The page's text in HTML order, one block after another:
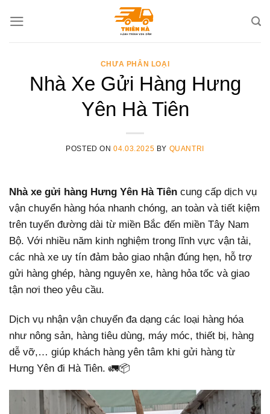
CHƯA PHÂN LOẠI
Nhà Xe Gửi Hàng Hưng
Yên Hà Tiên
POSTED ON04.03.2025 BY QUANTRI
Nhà xe gửi hàng Hưng Yên Hà Tiên cung cấp dịch vụ
vận chuyển hàng hóa nhanh chóng, an toàn và tiết kiệm
trên tuyến đường dài từ miền Bắc đến miền Tây Nam
Bộ. Với nhiều năm kinh nghiệm trong lĩnh vực vận tải,
các nhà xe uy tín đảm bảo giao nhận đúng hẹn, hỗ trợ
gửi hàng ghép, hàng nguyên xe, hàng hỏa tốc và giao
tận nơi theo yêu cầu.
Dịch vụ nhận vận chuyển đa dạng các loại hàng hóa
như nông sản, hàng tiêu dùng, máy móc, thiết bị, hàng
dễ vỡ,… giúp khách hàng yên tâm khi gửi hàng từ
Hưng Yên đi Hà Tiên. 🚛📦